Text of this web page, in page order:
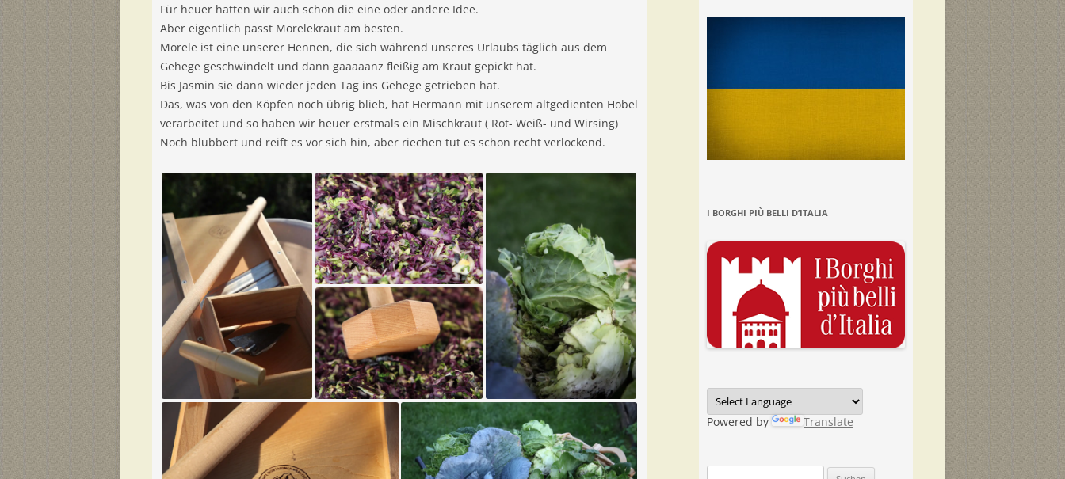
Für heuer hatten wir auch schon die eine oder andere Idee.
Aber eigentlich passt Morelekraut am besten.
Morele ist eine unserer Hennen, die sich während unseres Urlaubs täglich aus dem
Gehege geschwindelt und dann gaaaaanz fleißig am Kraut gepickt hat.
Bis Jasmin sie dann wieder jeden Tag ins Gehege getrieben hat.
Das, was von den Köpfen noch übrig blieb, hat Hermann mit unserem altgedienten Hobel
verarbeitet und so haben wir heuer erstmals ein Mischkraut ( Rot- Weiß- und Wirsing)
Noch blubbert und reift es vor sich hin, aber riechen tut es schon recht verlockend.
I BORGHI PIÙ BELLI D’ITALIA
Powered by Translate